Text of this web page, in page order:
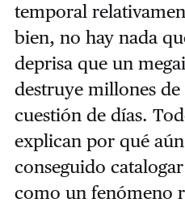
temporal
bien, no hay nada
deprisa que un
destruye millones de
cuestión de días.
explican por qué
conseguido
como un fenómeno